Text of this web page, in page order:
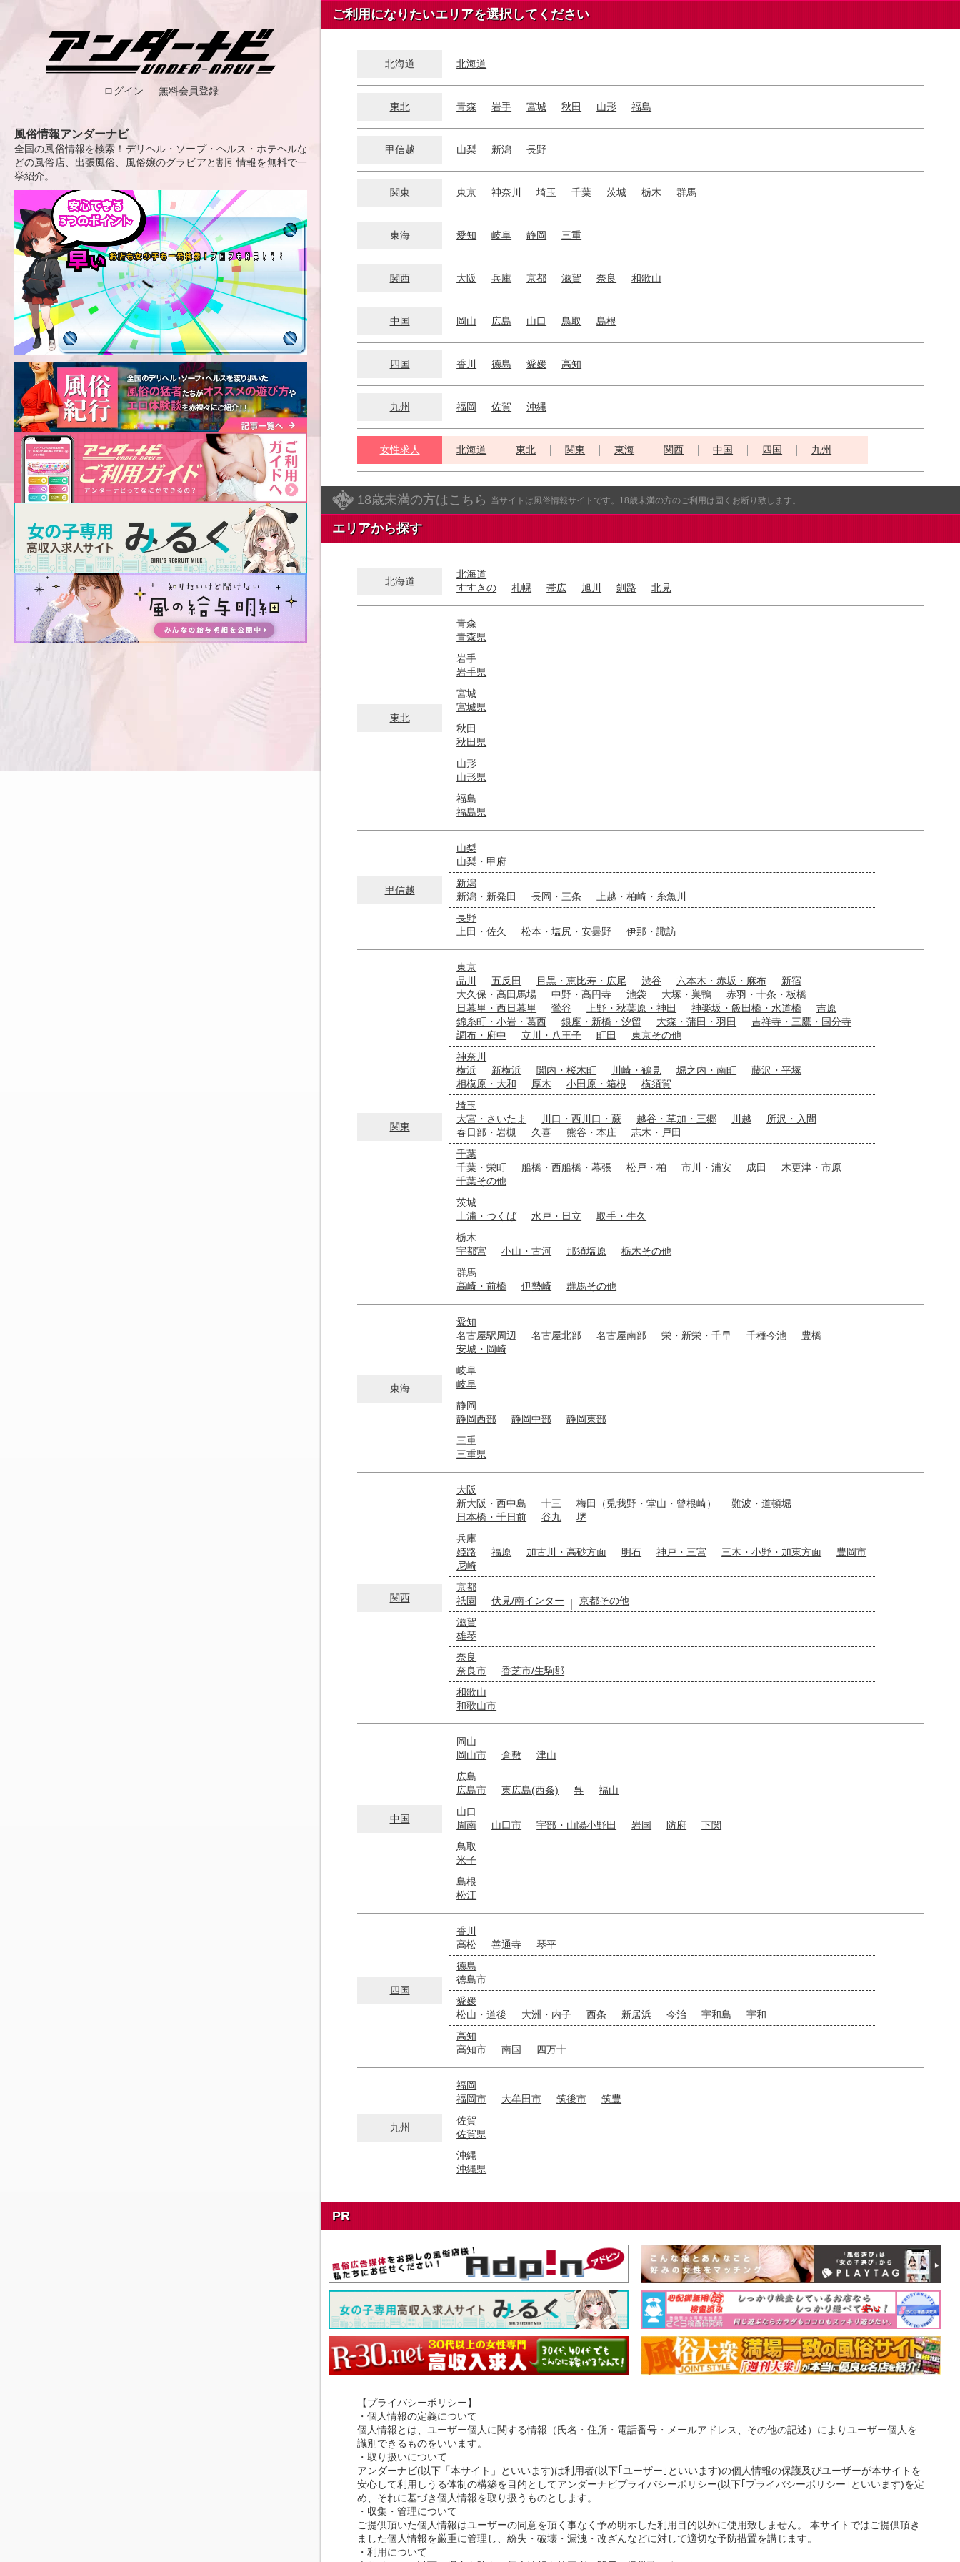
ログイン 無料会員登録
風俗情報アンダーナビ
全国の風俗情報を検索！デリヘル・ソープ・ヘルス・ホテヘルな
どの風俗店、出張風俗、風俗嬢のグラビアと割引情報を無料で一
挙紹介。
ご利用になりたいエリアを選択してください
北海道 北海道
東北 青森 岩手 宮城 秋田 山形 福島
甲信越 山梨 新潟 長野
関東 東京 神奈川 埼玉 千葉 茨城 栃木 群馬
東海 愛知 岐阜 静岡 三重
関西 大阪 兵庫 京都 滋賀 奈良 和歌山
中国 岡山 広島 山口 鳥取 島根
四国 香川 徳島 愛媛 高知
九州 福岡 佐賀 沖縄
女性求人 北海道 東北 関東 東海 関西 中国 四国 九州
18歳未満の方はこちら 当サイトは風俗情報サイトです。18歳未満の方のご利用は固くお断り致します。
エリアから探す
北海道
北海道
すすきの
札幌 帯広 旭川 釧路 北見
東北
青森
青森県
岩手
岩手県
宮城
宮城県
秋田
秋田県
山形
山形県
福島
福島県
甲信越
山梨
山梨・甲府
新潟
新潟・新発田
長岡・三条
上越・柏崎・糸魚川
長野
上田・佐久
松本・塩尻・安曇野 伊那・諏訪
関東
東京
品川
五反田 目黒・恵比寿・広尾 渋谷 六本木・赤坂・麻布
新宿
大久保・高田馬場
中野・高円寺 池袋 大塚・巣鴨
赤羽・十条・板橋
日暮里・西日暮里
鶯谷 上野・秋葉原・神田 神楽坂・飯田橋・水道橋
吉原
錦糸町・小岩・葛西
銀座・新橋・汐留 大森・蒲田・羽田
吉祥寺・三鷹・国分寺
調布・府中
立川・八王子 町田
東京その他
神奈川
横浜
新横浜 関内・桜木町 川崎・鶴見 堀之内・南町
藤沢・平塚
相模原・大和
厚木 小田原・箱根
横須賀
埼玉
大宮・さいたま
川口・西川口・蕨 越谷・草加・三郷 川越
所沢・入間
春日部・岩槻
久喜 熊谷・本庄
志木・戸田
千葉
千葉・栄町
船橋・西船橋・幕張 松戸・柏 市川・浦安 成田
木更津・市原
千葉その他
茨城
土浦・つくば
水戸・日立
取手・牛久
栃木
宇都宮
小山・古河 那須塩原
栃木その他
群馬
高崎・前橋
伊勢崎 群馬その他
東海
愛知
名古屋駅周辺
名古屋北部 名古屋南部 栄・新栄・千早 千種今池
豊橋
安城・岡崎
岐阜
岐阜
静岡
静岡西部
静岡中部
静岡東部
三重
三重県
関西
大阪
新大阪・西中島
十三 梅田（兎我野・堂山・曾根崎）
難波・道頓堀
日本橋・千日前
谷九
堺
兵庫
姫路
福原 加古川・高砂方面 明石 神戸・三宮 三木・小野・加東方面
豊岡市
尼崎
京都
祇園
伏見/南インター
京都その他
滋賀
雄琴
奈良
奈良市
香芝市/生駒郡
和歌山
和歌山市
中国
岡山
岡山市
倉敷
津山
広島
広島市
東広島(西条) 呉
福山
山口
周南
山口市 宇部・山陽小野田 岩国 防府
下関
鳥取
米子
島根
松江
四国
香川
高松
善通寺
琴平
徳島
徳島市
愛媛
松山・道後
大洲・内子 西条 新居浜 今治 宇和島
宇和
高知
高知市
南国 四万十
九州
福岡
福岡市
大牟田市 筑後市
筑豊
佐賀
佐賀県
沖縄
沖縄県
PR
【プライバシーポリシー】
・個人情報の定義について
個人情報とは、ユーザー個人に関する情報（氏名・住所・電話番号・メールアドレス、その他の記述）によりユーザー個人を
識別できるものをいいます。
・取り扱いについて
アンダーナビ(以下「本サイト」といいます)は利用者(以下｢ユーザー｣といいます)の個人情報の保護及びユーザーが本サイトを
安心して利用しうる体制の構築を目的としてアンダーナビプライバシーポリシー(以下｢プライバシーポリシー｣といいます)を定
め、それに基づき個人情報を取り扱うものとします。
・収集・管理について
ご提供頂いた個人情報はユーザーの同意を頂く事なく予め明示した利用目的以外に使用致しません。 本サイトではご提供頂き
ました個人情報を厳重に管理し、紛失・破壊・漏洩・改ざんなどに対して適切な予防措置を講じます。
・利用について